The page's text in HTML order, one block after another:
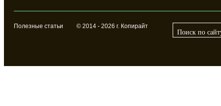
Полезные статьи © 2014 - 2026 г. Копирайт